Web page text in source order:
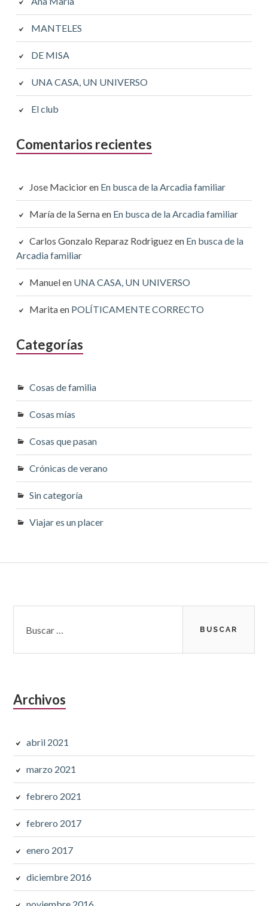
MANTELES
DE MISA
UNA CASA, UN UNIVERSO
El club
Comentarios recientes
Jose Macicioren En busca de la Arcadia familiar
María de la Sernaen En busca de la Arcadia familiar
Carlos Gonzalo Reparaz Rodriguezen En busca de la
Arcadia familiar
Manuelen UNA CASA, UN UNIVERSO
Maritaen POLÍTICAMENTE CORRECTO
Categorías
Cosas de familia
Cosas mías
Cosas que pasan
Crónicas de verano
Sin categoría
Viajar es un placer
lateral
subsidiaria
Archivos
abril 2021
marzo 2021
febrero 2021
febrero 2017
enero 2017
diciembre 2016